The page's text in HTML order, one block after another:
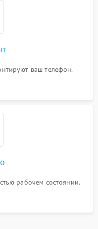
ваш телефон.
рабочем состоянии.